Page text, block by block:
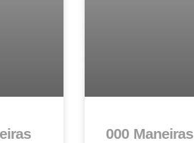
000 Maneiras